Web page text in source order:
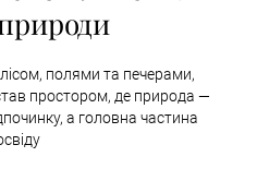
полями та печерами,
простором, де природа —
а головна частина